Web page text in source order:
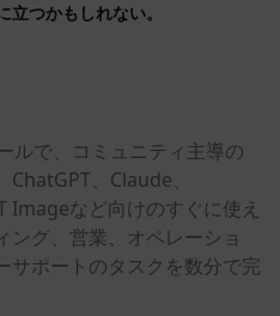
立つかもしれない。
ルで、コミュニティ主導の
、Claude、
など向けのすぐに使え
ング、営業、オペレーショ
サポートのタスクを数分で完